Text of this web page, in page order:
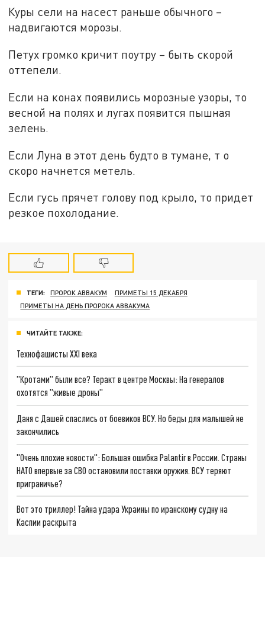
Куры сели на насест раньше обычного –
надвигаются морозы.
Петух громко кричит поутру – быть скорой
оттепели.
Если на конах появились морозные узоры, то
весной на полях и лугах появится пышная
зелень.
Если Луна в этот день будто в тумане, т о
скоро начнется метель.
Если гусь прячет голову под крыло, то придет
резкое похолодание.
ТЕГИ: ПРОРОК АВВАКУМ
ПРИМЕТЫ 15 ДЕКАБРЯ
ПРИМЕТЫ НА ДЕНЬ ПРОРОКА АВВАКУМА
ЧИТАЙТЕ ТАКЖЕ:
Технофашисты XXI века
"Кротами" были все? Теракт в центре Москвы: На генералов
охотятся "живые дроны"
Даня с Дашей спаслись от боевиков ВСУ. Но беды для малышей не
закончились
"Очень плохие новости": Большая ошибка Palantir в России. Страны
НАТО впервые за СВО остановили поставки оружия. ВСУ теряют
приграничье?
Вот это триллер! Тайна удара Украины по иранскому судну на
Каспии раскрыта